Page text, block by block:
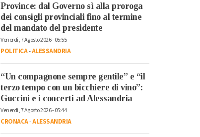
Giovedì, 6 Agosto 2026 - 13:53
Addio a mister Pippo
Marchioro: con i
Grigi vinse la Coppa
Italia
Semiprofessionisti
Martedì, 4 Agosto 2026 - 05:55
Padroncini e taxisti
sempre più in
ginocchio per costi e
carburanti: anche ad
Province: dal Governo sì alla proroga
dei consigli provinciali fino al termine
del mandato del presidente
Venerdì, 7 Agosto 2026 - 05:55
POLITICA-ALESSANDRIA
“Un compagnone sempre gentile” e “il
terzo tempo con un bicchiere di vino”:
Guccini e i concerti ad Alessandria
Venerdì, 7 Agosto 2026 - 05:44
CRONACA-ALESSANDRIA